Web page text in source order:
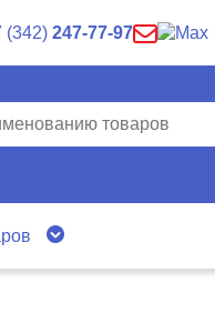
342 247-77-97